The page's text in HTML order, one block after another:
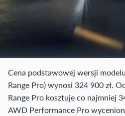
Cena podstawowej wersji
Range Pro) wynosi 324 900 zł.
Range Pro kosztuje co najmniej
AWD Performance Pro